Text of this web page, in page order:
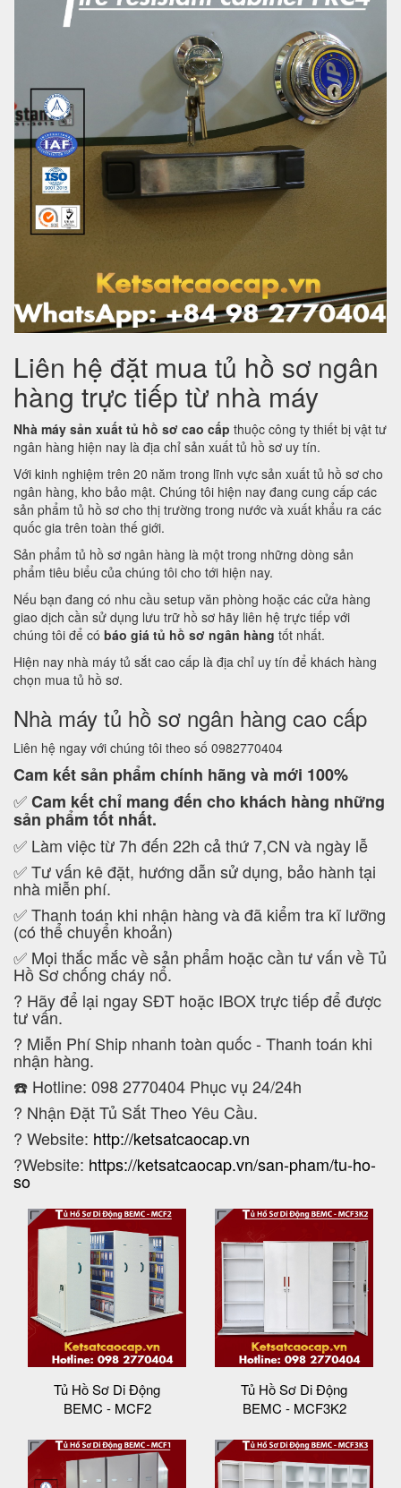
Liên hệ đặt mua tủ hồ sơ ngân
hàng trực tiếp từ nhà máy
Nhà máy sản xuất tủ hồ sơ cao cấp thuộc công ty thiết bị vật tư
ngân hàng hiện nay là địa chỉ sản xuất tủ hồ sơ uy tín.
Với kinh nghiệm trên 20 năm trong lĩnh vực sản xuất tủ hồ sơ cho
ngân hàng, kho bảo mật. Chúng tôi hiện nay đang cung cấp các
sản phẩm tủ hồ sơ cho thị trường trong nước và xuất khẩu ra các
quốc gia trên toàn thế giới.
Sản phẩm tủ hồ sơ ngân hàng là một trong những dòng sản
phẩm tiêu biểu của chúng tôi cho tới hiện nay.
Nếu bạn đang có nhu cầu setup văn phòng hoặc các cửa hàng
giao dịch cần sử dụng lưu trữ hồ sơ hãy liên hệ trực tiếp với
chúng tôi để có báo giá tủ hồ sơ ngân hàng tốt nhất.
Hiện nay nhà máy tủ sắt cao cấp là địa chỉ uy tín để khách hàng
chọn mua tủ hồ sơ.
Nhà máy tủ hồ sơ ngân hàng cao cấp
Liên hệ ngay với chúng tôi theo số 0982770404
Cam kếtsản phẩm chính hãng và mới 100%
✅Cam kếtchỉ mang đến cho khách hàng những
sản phẩm tốt nhất.
✅ Làm việc từ 7h đến 22h cả thứ 7,CN và ngày lễ
✅ Tư vấn kê đặt, hướng dẫn sử dụng, bảo hành tại
nhà miễn phí.
✅ Thanh toán khi nhận hàng và đã kiểm tra kĩ lưỡng
(có thể chuyển khoản)
✅ Mọi thắc mắc về sản phẩm hoặc cần tư vấn về Tủ
Hồ Sơ chống cháy nổ.
? Hãy để lại ngay SĐT hoặc IBOX trực tiếp để được
tư vấn.
? Miễn Phí Ship nhanh toàn quốc - Thanh toán khi
nhận hàng.
☎️ Hotline: 098 2770404 Phục vụ 24/24h
? Nhận Đặt Tủ Sắt Theo Yêu Cầu.
? Website: http://ketsatcaocap.vn
?Website: https://ketsatcaocap.vn/san-pham/tu-ho-
so
Tủ Hồ Sơ Di Động
BEMC - MCF2
Tủ Hồ Sơ Di Động
BEMC - MCF3K2